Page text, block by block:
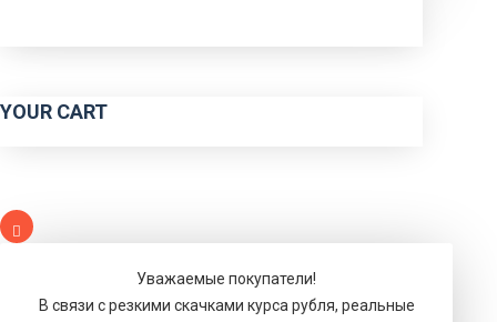
YOUR CART
Уважаемые покупатели!
В связи с резкими скачками курса рубля, реальные